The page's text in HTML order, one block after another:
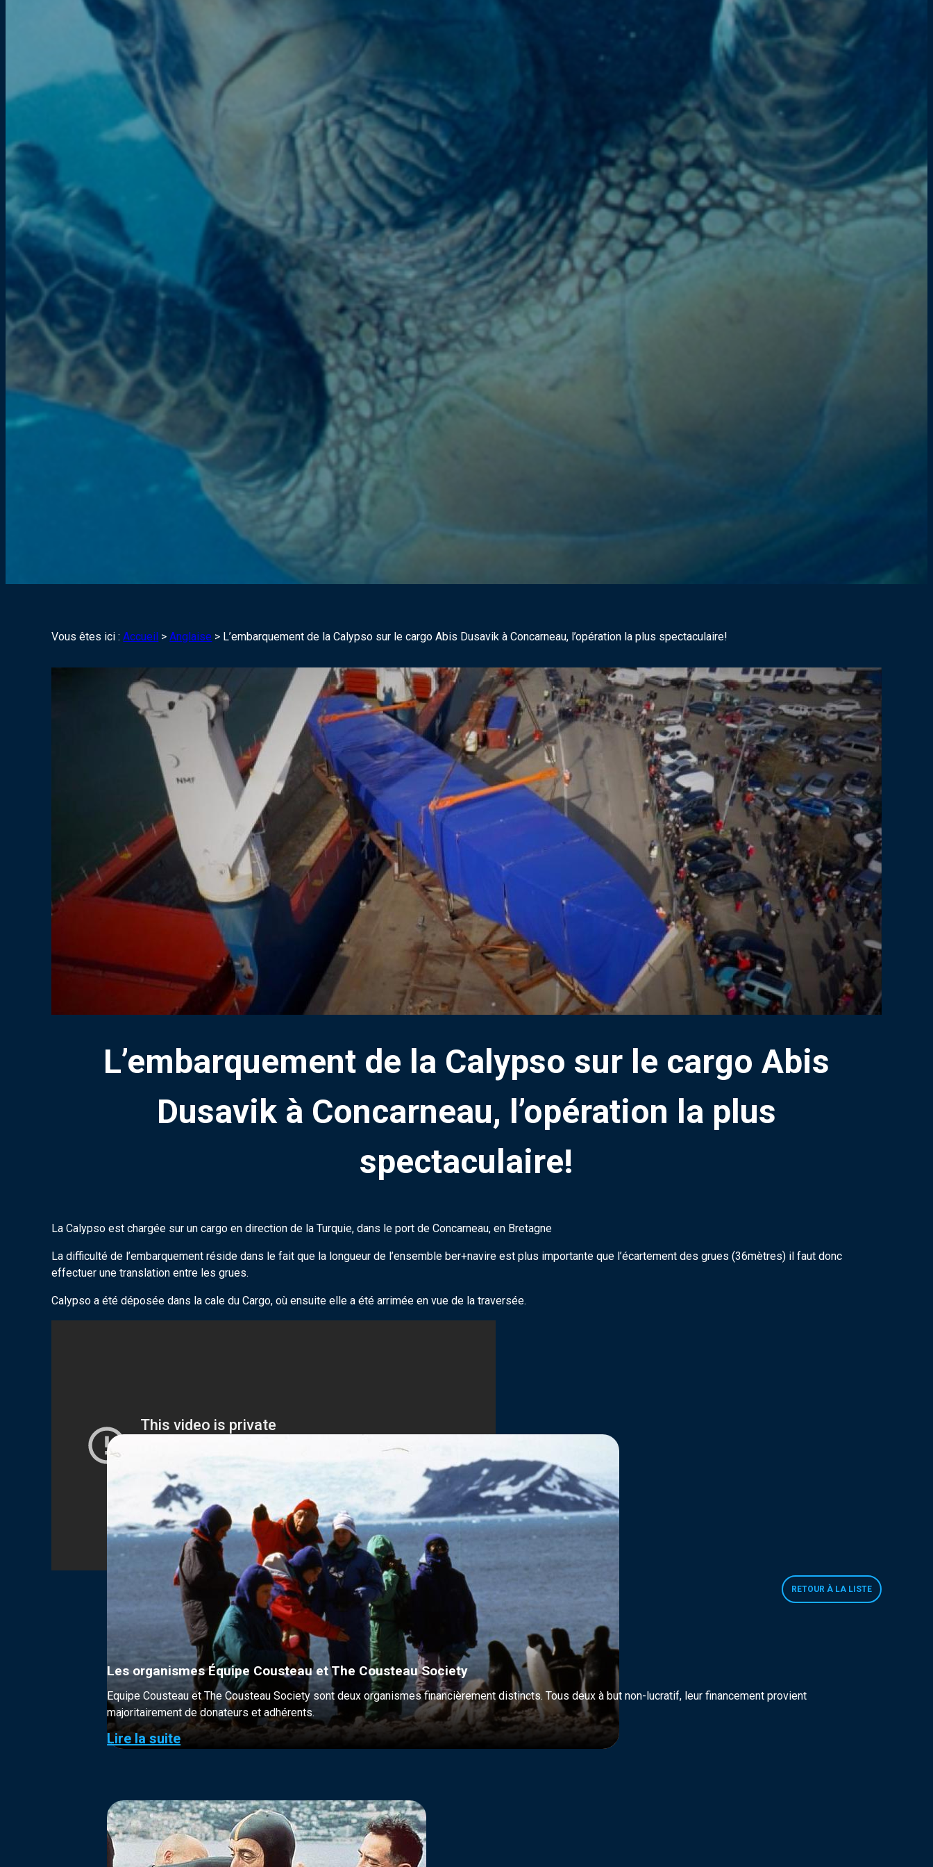
Vous êtes ici :Accueil >Anglaise > L’embarquement de la Calypso sur le cargo Abis Dusavik à Concarneau, l’opération la plus spectaculaire!
L’embarquement de la Calypso sur le cargo Abis
Dusavik à Concarneau, l’opération la plus
spectaculaire!
La Calypso est chargée sur un cargo en direction de la Turquie, dans le port de Concarneau, en Bretagne
La difficulté de l’embarquement réside dans le fait que la longueur de l’ensemble ber+navire est plus importante que l’écartement des grues (36mètres) il faut donc
effectuer une translation entre les grues.
Calypso a été déposée dans la cale du Cargo, où ensuite elle a été arrimée en vue de la traversée.
RETOUR À LA LISTE
Les organismes Équipe Cousteau et The Cousteau Society
Equipe Cousteau et The Cousteau Society sont deux organismes financièrement distincts. Tous deux à but non-lucratif, leur financement provient
majoritairement de donateurs et adhérents.
Lire la suite